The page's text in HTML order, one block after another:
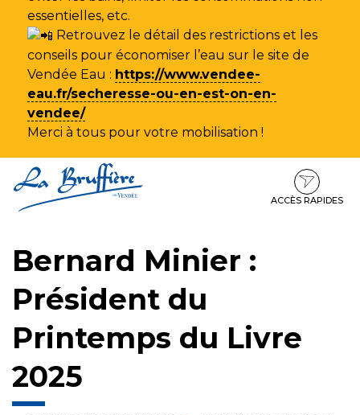
essentielles, etc.
Retrouvez le détail des restrictions et les
conseils pour économiser l’eau sur le site de
Vendée Eau : https://www.vendee-
eau.fr/secheresse-ou-en-est-on-en-
vendee/
Merci à tous pour votre mobilisation !
au
contenu
au
ACCÈS RAPIDES
Bernard Minier :
Président du
Printemps du Livre
2025